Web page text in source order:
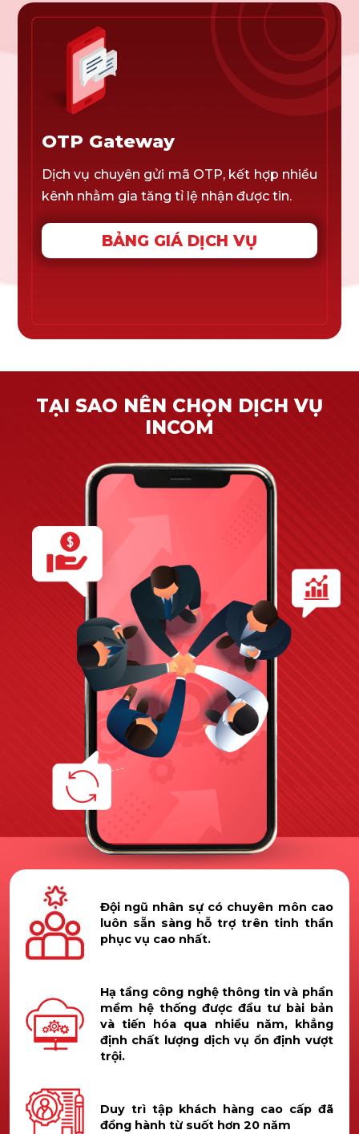
OTP Gateway
Dịch vụ chuyên gửi mã OTP, kết hợp nhiều
kênh nhằm gia tăng tỉ lệ nhận được tin.
BẢNG GIÁ DỊCH VỤ
TẠI SAO NÊN CHỌN DỊCH VỤ
INCOM
Đội ngũ nhân sự có chuyên môn cao
luôn sẵn sàng hỗ trợ trên tinh thần
phục vụ cao nhất.
Hạ tầng công nghệ thông tin và phần
mềm hệ thống được đầu tư bài bản
và tiến hóa qua nhiều năm, khẳng
định chất lượng dịch vụ ổn định vượt
trội.
Duy trì tập khách hàng cao cấp đã
đồng hành từ suốt hơn 20 năm